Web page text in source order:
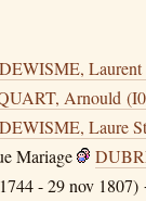
DEWISME,
Arnould
DEWISME, Laure
Mariage
- 29 nov 1807)